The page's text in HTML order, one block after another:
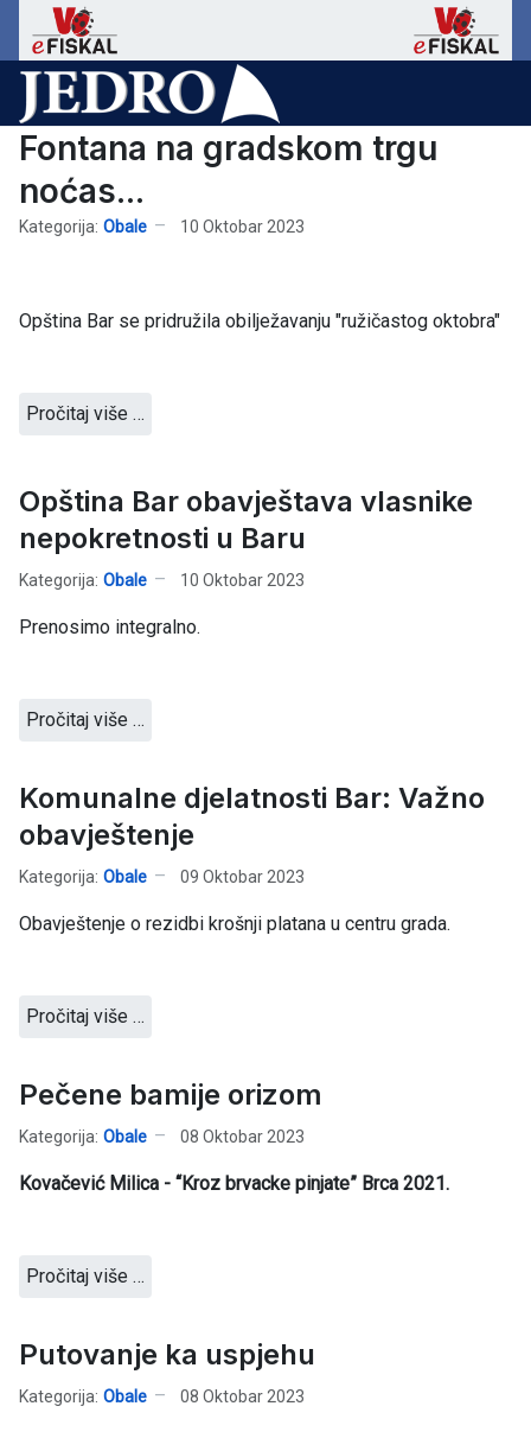
Fontana na gradskom trgu
noćas...
Kategorija: Obale 10 Oktobar 2023
Opština Bar se pridružila obilježavanju "ružičastog oktobra"
Pročitaj više …
Opština Bar obavještava vlasnike
nepokretnosti u Baru
Kategorija: Obale 10 Oktobar 2023
Prenosimo integralno.
Pročitaj više …
Komunalne djelatnosti Bar: Važno
obavještenje
Kategorija: Obale 09 Oktobar 2023
Obavještenje o rezidbi krošnji platana u centru grada.
Pročitaj više …
Pečene bamije orizom
Kategorija: Obale 08 Oktobar 2023
Kovačević Milica - “Kroz brvacke pinjate” Brca 2021.
Pročitaj više …
Putovanje ka uspjehu
Kategorija: Obale 08 Oktobar 2023